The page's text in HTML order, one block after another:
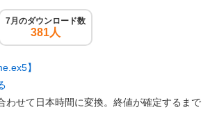
】
わせて日本時間に変換。終値が確定するまで
7月のダウンロード数
381人